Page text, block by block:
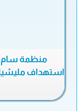
منظمة سام
استهداف